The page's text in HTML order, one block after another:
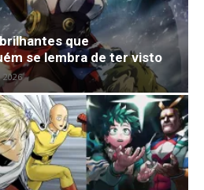
que
se lembra de ter visto
2026